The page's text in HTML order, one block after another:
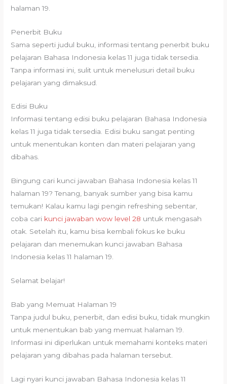
halaman 19.
Penerbit Buku
Sama seperti judul buku, informasi tentang penerbit buku
pelajaran Bahasa Indonesia kelas 11 juga tidak tersedia.
Tanpa informasi ini, sulit untuk menelusuri detail buku
pelajaran yang dimaksud.
Edisi Buku
Informasi tentang edisi buku pelajaran Bahasa Indonesia
kelas 11 juga tidak tersedia. Edisi buku sangat penting
untuk menentukan konten dan materi pelajaran yang
dibahas.
Bingung cari kunci jawaban Bahasa Indonesia kelas 11
halaman 19? Tenang, banyak sumber yang bisa kamu
temukan! Kalau kamu lagi pengin refreshing sebentar,
coba cari kunci jawaban wow level 28 untuk mengasah
otak. Setelah itu, kamu bisa kembali fokus ke buku
pelajaran dan menemukan kunci jawaban Bahasa
Indonesia kelas 11 halaman 19.
Selamat belajar!
Bab yang Memuat Halaman 19
Tanpa judul buku, penerbit, dan edisi buku, tidak mungkin
untuk menentukan bab yang memuat halaman 19.
Informasi ini diperlukan untuk memahami konteks materi
pelajaran yang dibahas pada halaman tersebut.
Lagi nyari kunci jawaban Bahasa Indonesia kelas 11